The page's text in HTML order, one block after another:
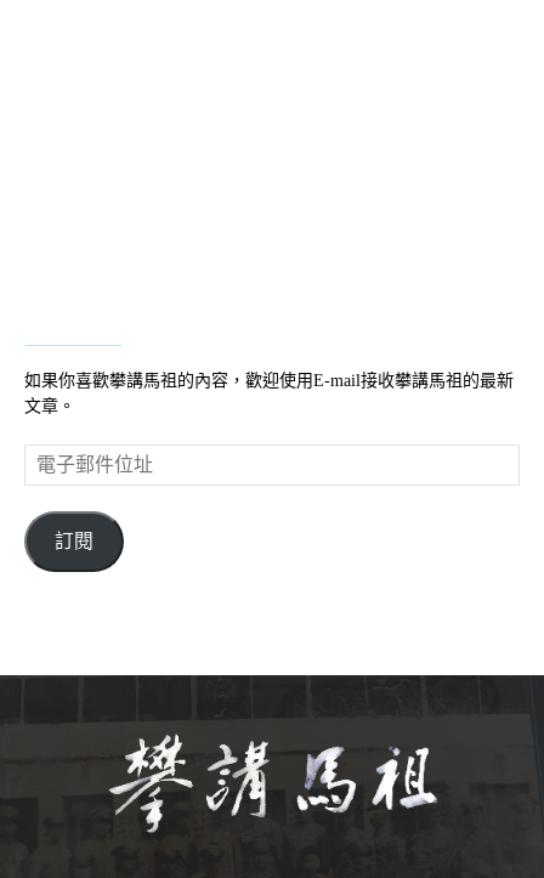
如果你喜歡攀講馬祖的內容，歡迎使用E-mail接收攀講馬祖的最新
文章。
電
子
件
位
訂閱